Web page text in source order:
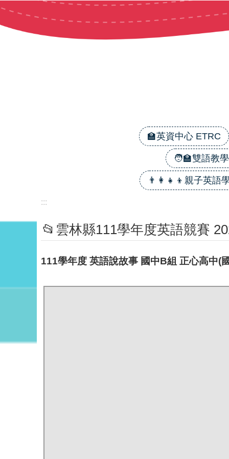
跳到主要內容區塊
🏫英資中心 ETRC
🧑‍🏫雙語教
👨‍👩‍👧‍👦親子英語
:::
📂雲林縣111學年度英語競賽
111學年度 英語說故事 國中B組 正心高中(